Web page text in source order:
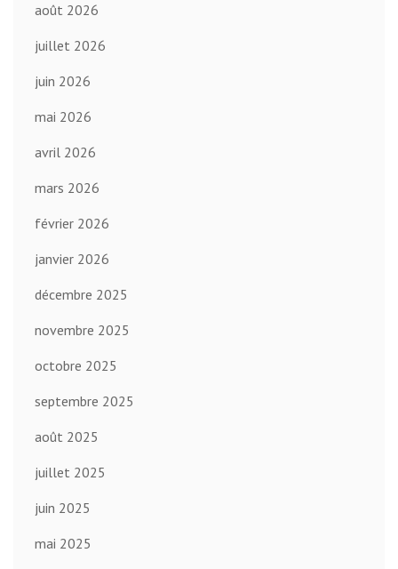
août 2026
juillet 2026
juin 2026
mai 2026
avril 2026
mars 2026
février 2026
janvier 2026
décembre 2025
novembre 2025
octobre 2025
septembre 2025
août 2025
juillet 2025
juin 2025
mai 2025